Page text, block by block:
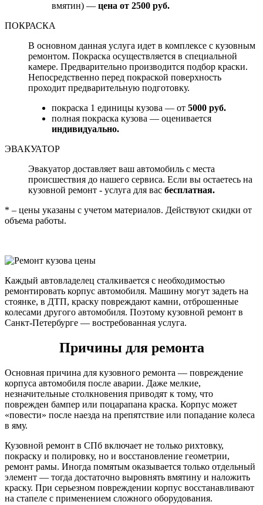
вмятин) — цена от 2500 руб.
ПОКРАСКА
В основном данная услуга идет в комплексе с кузовным
ремонтом. Покраска осуществляется в специальной
камере. Предварительно производится подбор краски.
Непосредственно перед покраской поверхность
проходит предварительную подготовку.
покраска 1 единицы кузова — от 5000 руб.
полная покраска кузова — оценивается
индивидуально.
ЭВАКУАТОР
Эвакуатор доставляет ваш автомобиль с места
происшествия до нашего сервиса. Если вы остаетесь на
кузовной ремонт - услуга для вас бесплатная.
* – цены указаны с учетом материалов. Действуют скидки от
объема работы.
Каждый автовладелец сталкивается с необходимостью
ремонтировать корпус автомобиля. Машину могут задеть на
стоянке, в ДТП, краску повреждают камни, отброшенные
колесами другого автомобиля. Поэтому кузовной ремонт в
Санкт-Петербурге — востребованная услуга.
Причины для ремонта
Основная причина для кузовного ремонта — повреждение
корпуса автомобиля после аварии. Даже мелкие,
незначительные столкновения приводят к тому, что
поврежден бампер или поцарапана краска. Корпус может
«повести» после наезда на препятствие или попадание колеса
в яму.
Кузовной ремонт в СПб включает не только рихтовку,
покраску и полировку, но и восстановление геометрии,
ремонт рамы. Иногда помятым оказывается только отдельный
элемент — тогда достаточно выровнять вмятину и наложить
краску. При серьезном повреждении корпус восстанавливают
на стапеле с применением сложного оборудования.